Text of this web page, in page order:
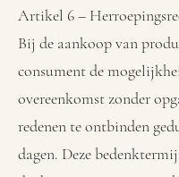
Artikel 6 –
Bij de aankoop van
consument de
overeenkomst zonder
redenen te ontbinden
dagen. Deze